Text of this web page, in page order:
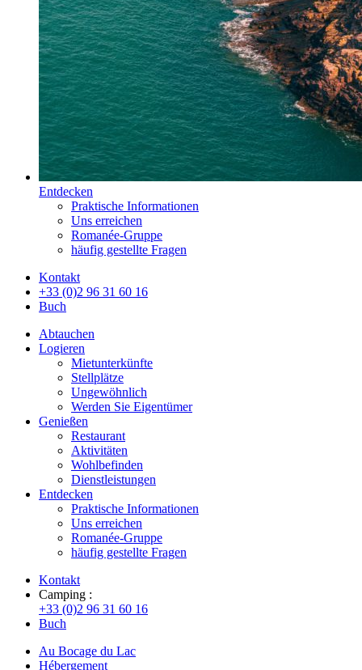
Entdecken
Praktische Informationen
Uns erreichen
Romanée-Gruppe
häufig gestellte Fragen
Kontakt
+33 (0)2 96 31 60 16
Buch
Abtauchen
Logieren
Mietunterkünfte
Stellplätze
Ungewöhnlich
Werden Sie Eigentümer
Genießen
Restaurant
Aktivitäten
Wohlbefinden
Dienstleistungen
Entdecken
Praktische Informationen
Uns erreichen
Romanée-Gruppe
häufig gestellte Fragen
Kontakt
Camping :
+33 (0)2 96 31 60 16
Buch
Au Bocage du Lac
Hébergement